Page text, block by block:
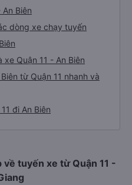
An Biên
dòng xe chạy tuyến
Quận 11 - An Biên
từ Quận 11 nhanh và
đi An Biên
tuyến xe từ Quận 11 -